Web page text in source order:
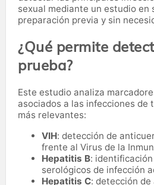
sexual mediante un estudio en
preparación previa y sin
¿Qué permite
prueba?
Este estudio analiza
asociados a las infecciones de
más relevantes:
VIH: detección de
frente al Virus de la
Hepatitis B:
serológicos de infección
Hepatitis C: detección